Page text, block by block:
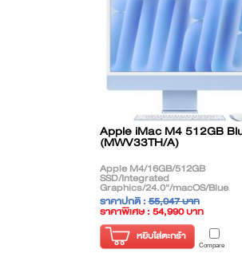
Apple iMac M4 512GB
(MWV33TH/A)
Apple M4/16GB/512GB
SSD/Integrated
Graphics/24.0"/macOS/Blue
ราคาปกติ :55,047 บาท
ราคาพิเศษ : 54,990 บาท
( ราคาไม่รวมภาษี )
หยิบใส่ตะกร้า
Compare